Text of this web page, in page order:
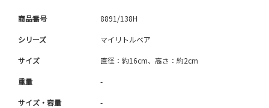
商品番号 8891/138H
シリーズ マイリトルベア
サイズ 直径：約16cm、高さ：約2cm
重量 -
サイズ・容量 -